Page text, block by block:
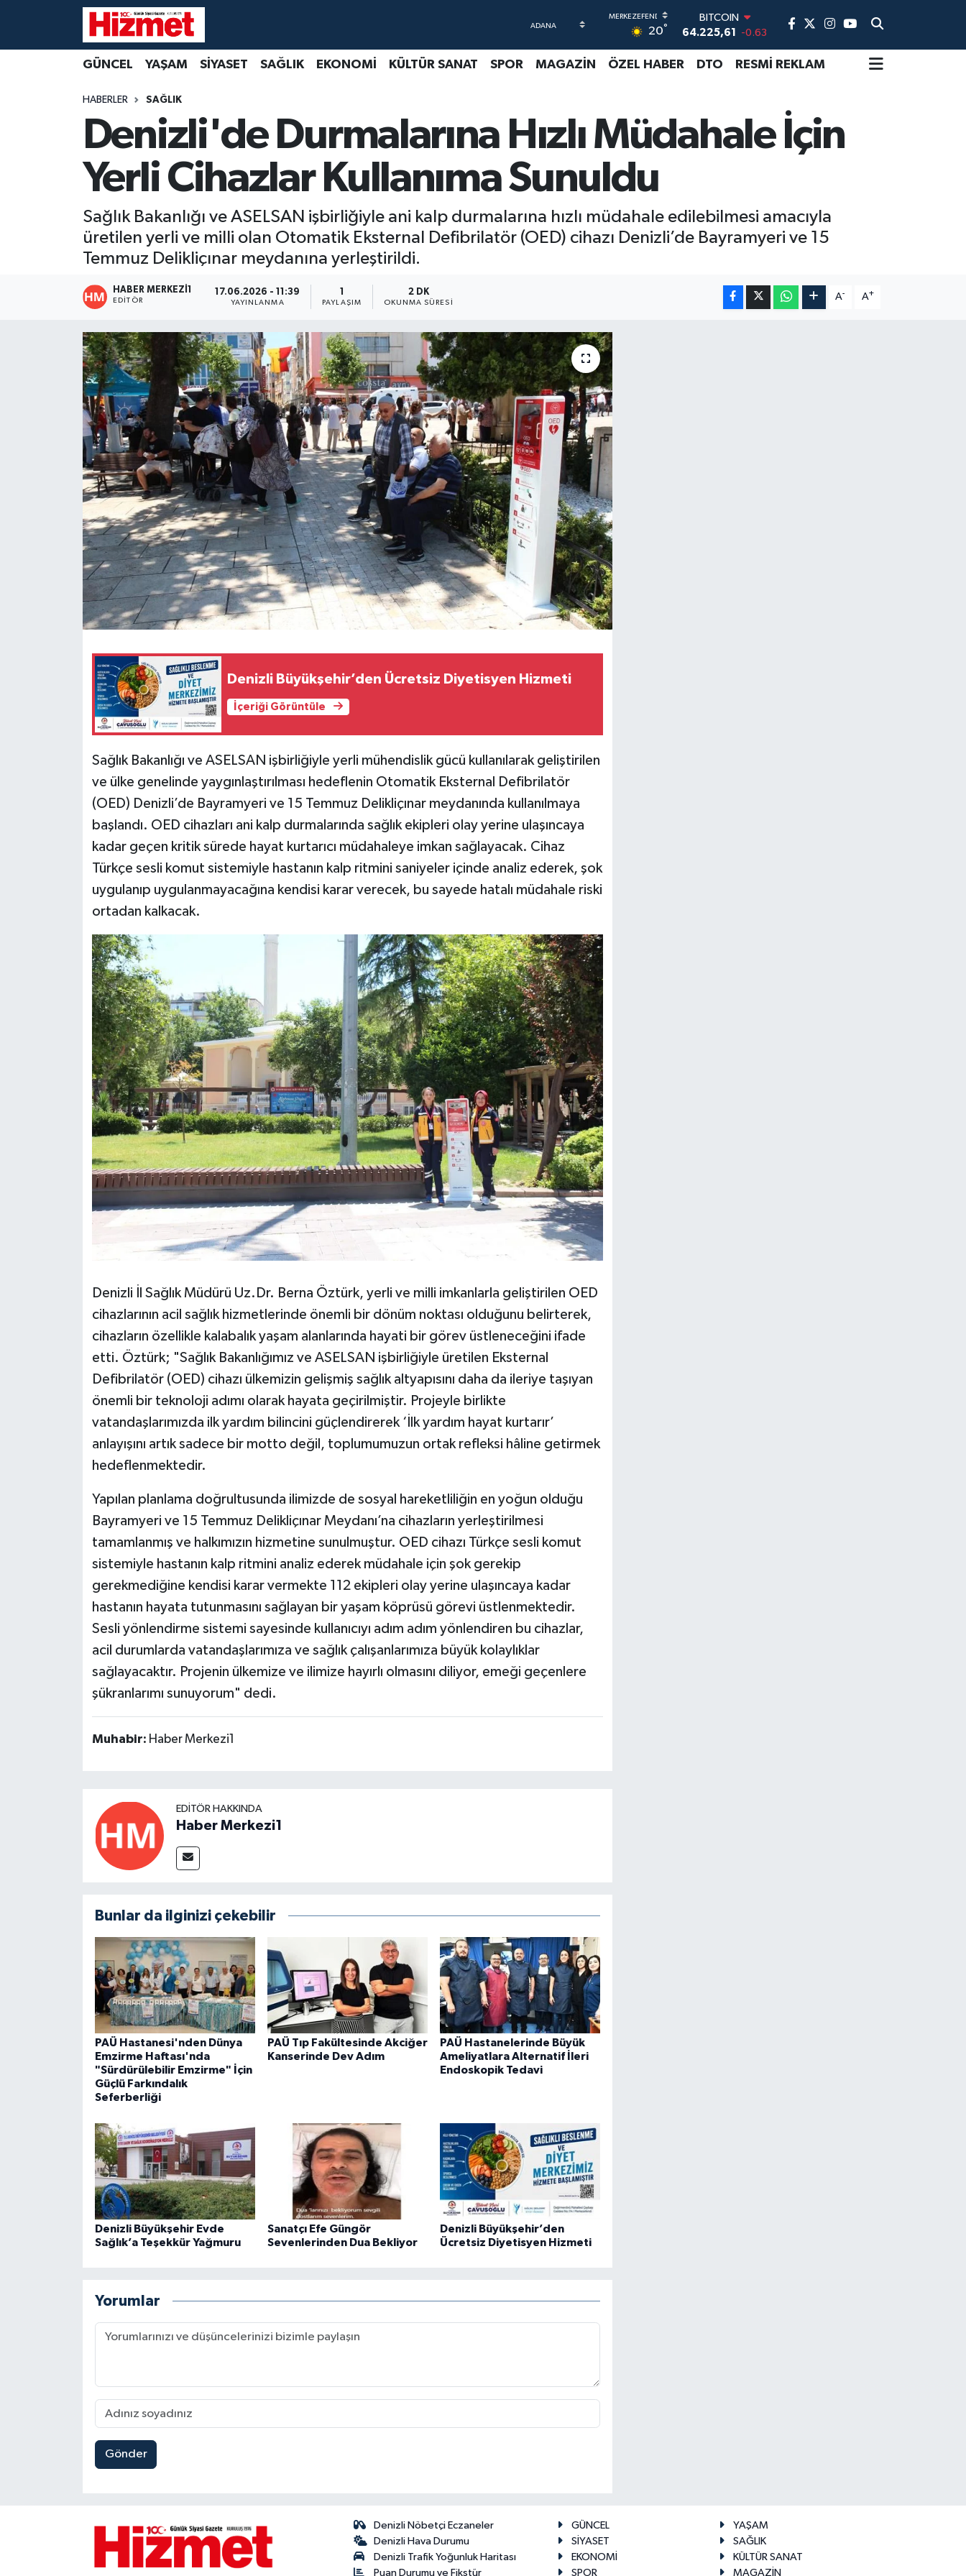
20°
BITCOIN
64.225,61
-0.63
DOLAR
47,7143
0.16
GRAM ALTIN
GÜNCEL YAŞAM SİYASET SAĞLIK EKONOMİ KÜLTÜR SANAT SPOR MAGAZİN ÖZEL HABER DTO RESMİ REKLAM
HABERLER SAĞLIK
Denizli'de Durmalarına Hızlı Müdahale İçin
Yerli Cihazlar Kullanıma Sunuldu
Sağlık Bakanlığı ve ASELSAN işbirliğiyle ani kalp durmalarına hızlı müdahale edilebilmesi amacıyla
üretilen yerli ve milli olan Otomatik Eksternal Defibrilatör (OED) cihazı Denizli’de Bayramyeri ve 15
Temmuz Delikliçınar meydanına yerleştirildi.
HABER MERKEZI1
EDITÖR
17.06.2026 - 11:39
YAYINLANMA
1
PAYLAŞIM
2 DK
OKUNMA SÜRESI
A- A+
Denizli Büyükşehir’den Ücretsiz Diyetisyen Hizmeti
İçeriği Görüntüle
Sağlık Bakanlığı ve ASELSAN işbirliğiyle yerli mühendislik gücü kullanılarak geliştirilen
ve ülke genelinde yaygınlaştırılması hedeflenin Otomatik Eksternal Defibrilatör
(OED) Denizli’de Bayramyeri ve 15 Temmuz Delikliçınar meydanında kullanılmaya
başlandı. OED cihazları ani kalp durmalarında sağlık ekipleri olay yerine ulaşıncaya
kadar geçen kritik sürede hayat kurtarıcı müdahaleye imkan sağlayacak. Cihaz
Türkçe sesli komut sistemiyle hastanın kalp ritmini saniyeler içinde analiz ederek, şok
uygulanıp uygulanmayacağına kendisi karar verecek, bu sayede hatalı müdahale riski
ortadan kalkacak.
Denizli İl Sağlık Müdürü Uz.Dr. Berna Öztürk, yerli ve milli imkanlarla geliştirilen OED
cihazlarının acil sağlık hizmetlerinde önemli bir dönüm noktası olduğunu belirterek,
cihazların özellikle kalabalık yaşam alanlarında hayati bir görev üstleneceğini ifade
etti. Öztürk; "Sağlık Bakanlığımız ve ASELSAN işbirliğiyle üretilen Eksternal
Defibrilatör (OED) cihazı ülkemizin gelişmiş sağlık altyapısını daha da ileriye taşıyan
önemli bir teknoloji adımı olarak hayata geçirilmiştir. Projeyle birlikte
vatandaşlarımızda ilk yardım bilincini güçlendirerek ‘İlk yardım hayat kurtarır’
anlayışını artık sadece bir motto değil, toplumumuzun ortak refleksi hâline getirmek
hedeflenmektedir.
Yapılan planlama doğrultusunda ilimizde de sosyal hareketliliğin en yoğun olduğu
Bayramyeri ve 15 Temmuz Delikliçınar Meydanı’na cihazların yerleştirilmesi
tamamlanmış ve halkımızın hizmetine sunulmuştur. OED cihazı Türkçe sesli komut
sistemiyle hastanın kalp ritmini analiz ederek müdahale için şok gerekip
gerekmediğine kendisi karar vermekte 112 ekipleri olay yerine ulaşıncaya kadar
hastanın hayata tutunmasını sağlayan bir yaşam köprüsü görevi üstlenmektedir.
Sesli yönlendirme sistemi sayesinde kullanıcıyı adım adım yönlendiren bu cihazlar,
acil durumlarda vatandaşlarımıza ve sağlık çalışanlarımıza büyük kolaylıklar
sağlayacaktır. Projenin ülkemize ve ilimize hayırlı olmasını diliyor, emeği geçenlere
şükranlarımı sunuyorum" dedi.
Muhabir: Haber Merkezi1
EDITÖR HAKKINDA
Haber Merkezi1
Bunlar da ilginizi çekebilir
PAÜ Hastanesi'nden Dünya
Emzirme Haftası'nda
"Sürdürülebilir Emzirme" İçin
Güçlü Farkındalık
Seferberliği
PAÜ Tıp Fakültesinde Akciğer
Kanserinde Dev Adım
PAÜ Hastanelerinde Büyük
Ameliyatlara Alternatif İleri
Endoskopik Tedavi
Denizli Büyükşehir Evde
Sağlık’a Teşekkür Yağmuru
Sanatçı Efe Güngör
Sevenlerinden Dua Bekliyor
Denizli Büyükşehir’den
Ücretsiz Diyetisyen Hizmeti
Yorumlar
Gönder
Denizli Nöbetçi Eczaneler
Denizli Hava Durumu
Denizli Trafik Yoğunluk Haritası
Puan Durumu ve Fikstür
GÜNCEL
YAŞAM
SİYASET
SAĞLIK
EKONOMİ
KÜLTÜR SANAT
SPOR
MAGAZİN
SAĞLIK
KÜLTÜR SANAT
MAGAZİN
ÖZEL HABER
RESMİ REKLAM
Denizli Nöbetçi Eczaneler
Denizli Trafik Yoğunluk Haritası
Süper Lig Puan Durumu ve Fikstür
Son Dakika Haberleri